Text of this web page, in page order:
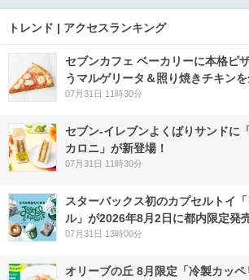
トレンド | アクセスランキング
セブンカフェ ベーカリーに本格ピ
うマルゲリータ＆照り焼きチキン
07月31日 11時30分
セブン‐イレブンよくばりサンドに
カロニ」が新登場！
07月31日 11時30分
スターバックス初のカプセルトイ
ル」が2026年8月2日に都内限定発
07月31日 13時00分
オリーブの丘 8月限定「冷製カッ